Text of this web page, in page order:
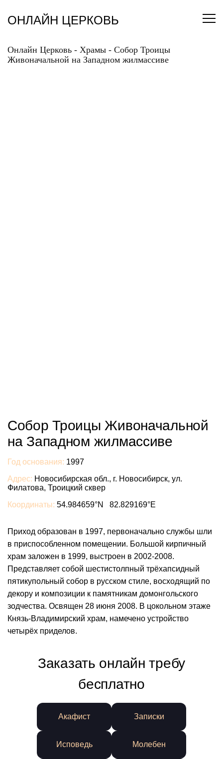
содержанию
ОНЛАЙН ЦЕРКОВЬ
Онлайн Церковь - Храмы - Собор Троицы
Живоначальной на Западном жилмассиве
Собор Троицы Живоначальной
на Западном жилмассиве
Год основания: 1997
Адрес: Новосибирская обл., г. Новосибирск, ул.
Филатова, Троицкий сквер
Координаты: 54.984659°N 82.829169°E
Приход образован в 1997, первоначально службы шли
в приспособленном помещении. Большой кирпичный
храм заложен в 1999, выстроен в 2002-2008.
Представляет собой шестистолпный трёхапсидный
пятикупольный собор в русском стиле, восходящий по
декору и композиции к памятникам домонгольского
зодчества. Освящен 28 июня 2008. В цокольном этаже
Князь-Владимирский храм, намечено устройство
четырёх приделов.
Заказать онлайн требу
бесплатно
Акафист Записки
Исповедь Молебен